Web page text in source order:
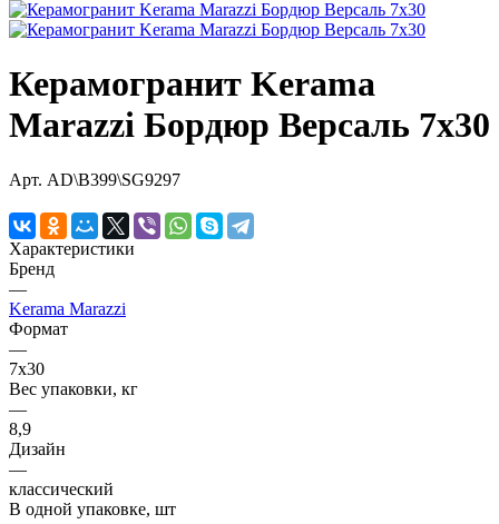
Керамогранит Kerama
Marazzi Бордюр Версаль 7х30
Арт. AD\B399\SG9297
Характеристики
Бренд
—
Kerama Marazzi
Формат
—
7х30
Вес упаковки, кг
—
8,9
Дизайн
—
классический
В одной упаковке, шт